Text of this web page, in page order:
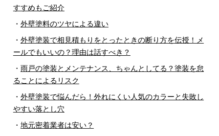
すすめもご紹介
・ 外壁塗料のツヤによる違い
・ 外壁塗装で相見積もりをとったときの断り方を伝授！メ
ールでもいいの？理由は話すべき？
・ 雨戸の塗装とメンテナンス、ちゃんとしてる？塗装を怠
ることによるリスク
・ 外壁塗装で悩んだら！外れにくい人気のカラーと失敗し
やすい落とし穴
・ 地元密着業者は安い？